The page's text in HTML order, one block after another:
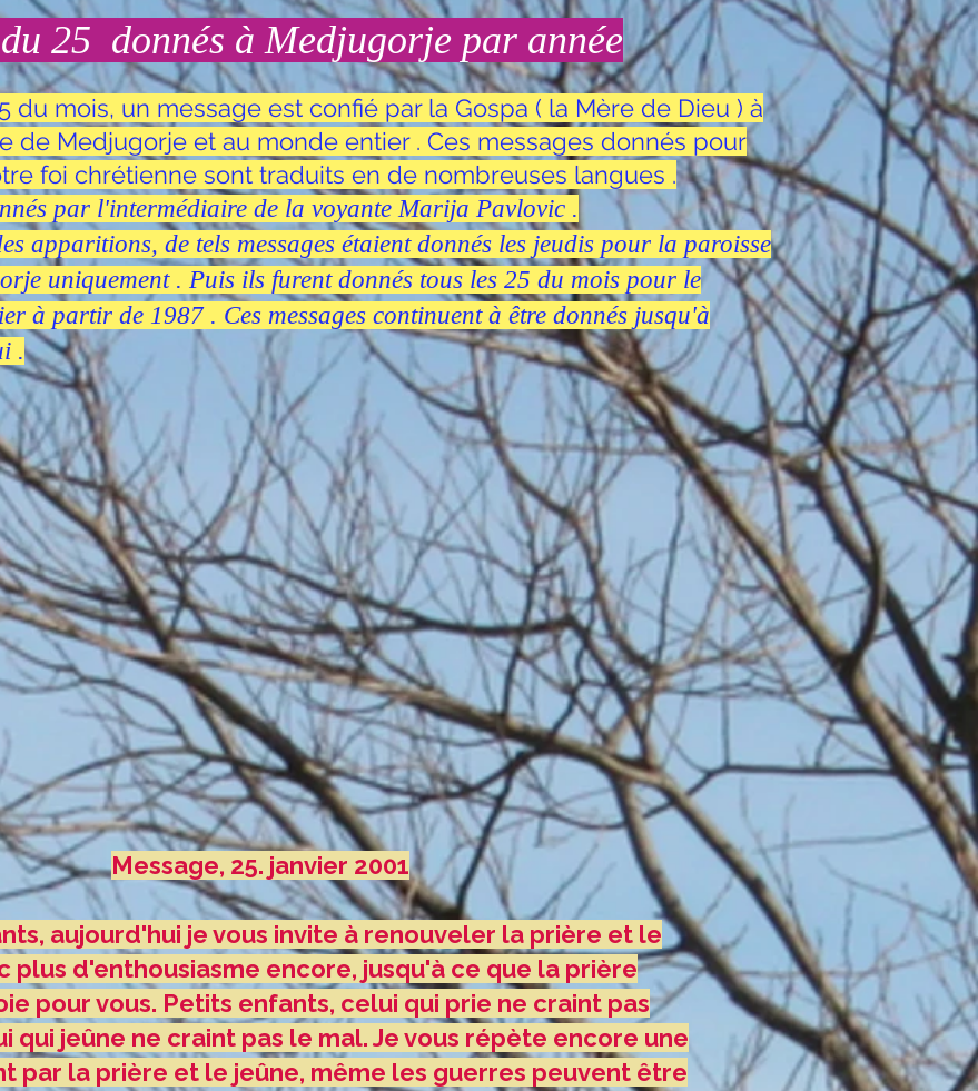
25 donnés à Medjugorje par année
du mois, un message est confié par la Gospa ( la Mère de Dieu ) à
de Medjugorje et au monde entier . Ces messages donnés pour
foi chrétienne sont traduits en de nombreuses langues .
par l'intermédiaire de la voyante Marija Pavlovic .
apparitions, de tels messages étaient donnés les jeudis pour la paroisse
uniquement . Puis ils furent donnés tous les 25 du mois pour le
à partir de 1987 . Ces messages continuent à être donnés jusqu'à
.
Message, 25. janvier 2001
aujourd'hui je vous invite à renouveler la prière et le
plus d'enthousiasme encore, jusqu'à ce que la prière
pour vous. Petits enfants, celui qui prie ne craint pas
qui jeûne ne craint pas le mal. Je vous répète encore une
par la prière et le jeûne, même les guerres peuvent être